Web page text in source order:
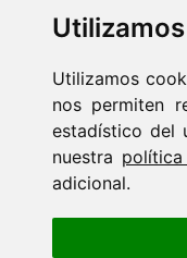
Utilizamos
nos permiten
estadístico del
nuestra
adicional.